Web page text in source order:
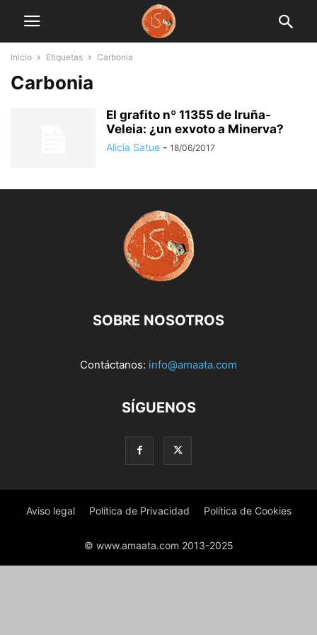
Inicio Etiquetas Carbonia
Carbonia
El grafito nº 11355 de Iruña-
Veleia: ¿un exvoto a Minerva?
Alicia Satue - 18/06/2017
SOBRE NOSOTROS
Contáctanos: info@amaata.com
SÍGUENOS
Aviso legal Política de Privacidad Política de Cookies
© www.amaata.com 2013-2025